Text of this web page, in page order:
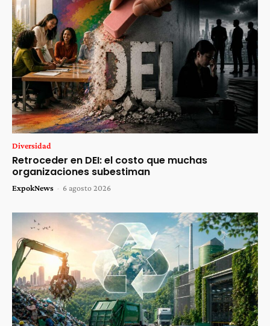
Diversidad
Retroceder en DEI: el costo que muchas
organizaciones subestiman
ExpokNews - 6 agosto 2026